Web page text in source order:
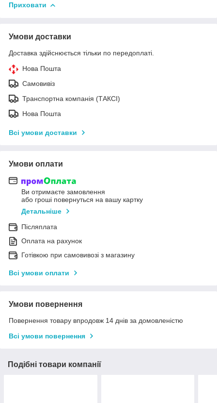
Приховати
Умови доставки
Доставка здійснюється тільки по передоплаті.
Нова Пошта
Самовивіз
Транспортна компанія (ТАКСІ)
Нова Пошта
Всі умови доставки
Умови оплати
Ви отримаєте замовлення
або гроші повернуться на вашу картку
Детальніше
Післяплата
Оплата на рахунок
Готівкою при самовивозі з магазину
Всі умови оплати
Умови повернення
Повернення товару впродовж 14 днів за домовленістю
Всі умови повернення
Подібні товари компанії